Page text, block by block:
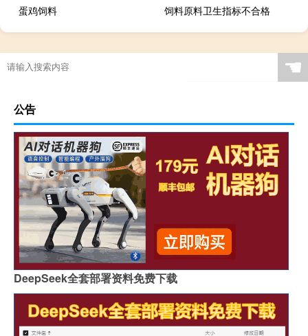
蛋鸡饲料 饲料原料卫生指标不合格
☚
公告
DeepSeek全套部署资料免费下载